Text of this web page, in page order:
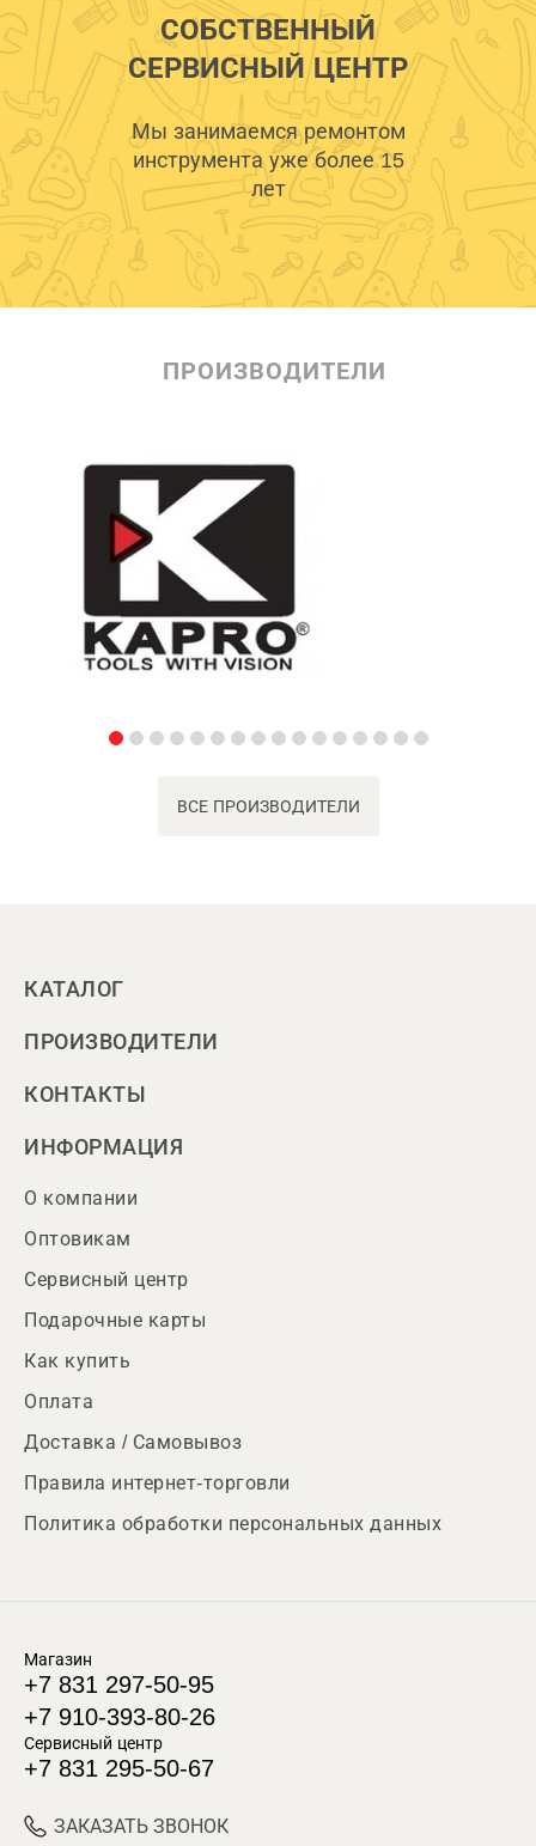
СОБСТВЕННЫЙ
СЕРВИСНЫЙ ЦЕНТР
Мы занимаемся ремонтом
инструмента уже более 15
лет
ПРОИЗВОДИТЕЛИ
ВСЕ ПРОИЗВОДИТЕЛИ
КАТАЛОГ
ПРОИЗВОДИТЕЛИ
КОНТАКТЫ
ИНФОРМАЦИЯ
О компании
Оптовикам
Сервисный центр
Подарочные карты
Как купить
Оплата
Доставка / Самовывоз
Правила интернет-торговли
Политика обработки персональных данных
Магазин
+7 831 297-50-95
+7 910-393-80-26
Сервисный центр
+7 831 295-50-67
ЗАКАЗАТЬ ЗВОНОК